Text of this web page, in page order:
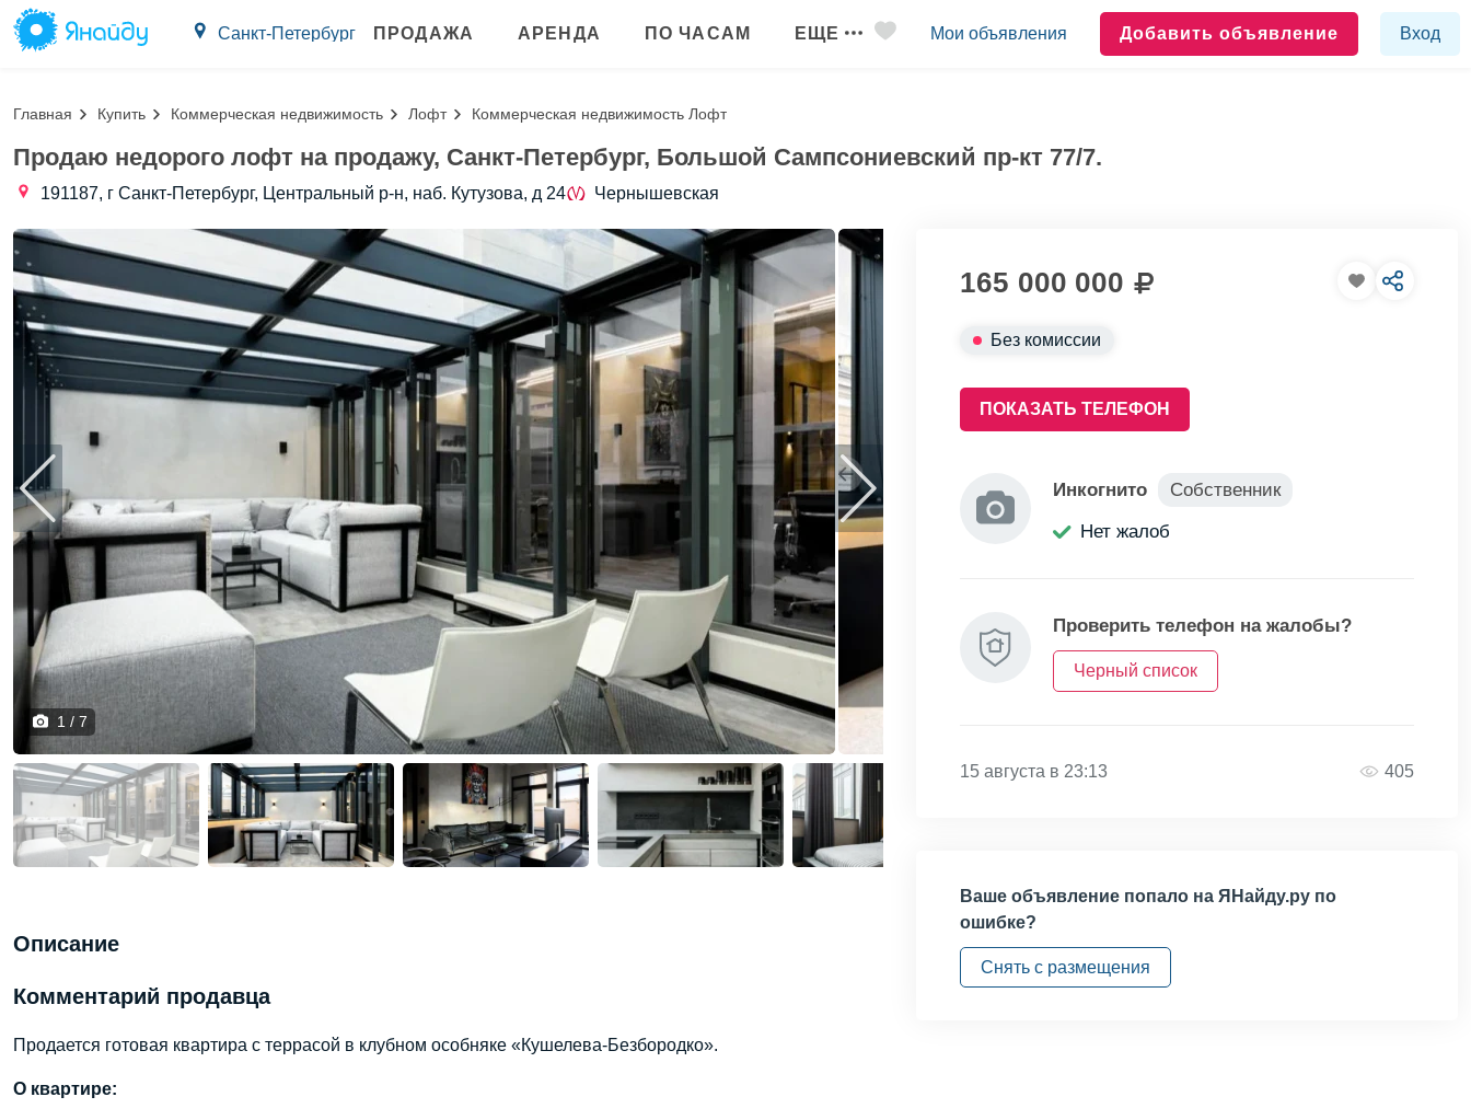
Санкт-Петербург ПРОДАЖА АРЕНДА ПО ЧАСАМ ЕЩЕ Мои объявления Добавить объявление Вход
Главная Купить Коммерческая недвижимость Лофт Коммерческая недвижимость Лофт
Продаю недорого лофт на продажу, Санкт-Петербург, Большой Сампсониевский пр-кт 77/7.
191187, г Санкт-Петербург, Центральный р-н, наб. Кутузова, д 24 Чернышевская
1 / 7
165 000 000
Без комиссии
ПОКАЗАТЬ ТЕЛЕФОН
Инкогнито
Собственник
Нет жалоб
Проверить телефон на жалобы?
Черный список
15 августа в 23:13 405
Ваше объявление попало на ЯНайду.ру по
ошибке?
Снять с размещения
Описание
Комментарий продавца
Продается готовая квартира с террасой в клубном особняке «Кушелева-Безбородко».
О квартире: